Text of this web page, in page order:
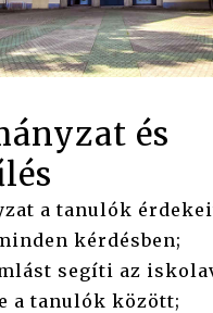
és
a tanulók
kérdésben;
segíti az
a tanulók között;